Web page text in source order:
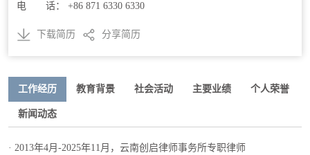
电 话： +86 871 6330 6330
下载简历 分享简历
工作经历 教育背景 社会活动 主要业绩 个人荣誉
新闻动态
· 2013年4月-2025年11月，云南创启律师事务所专职律师